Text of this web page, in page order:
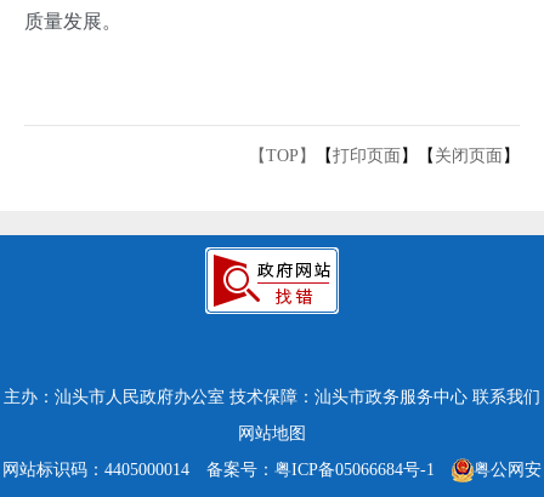
质量发展。
【TOP】 【打印页面】【 关闭页面】
主办：汕头市人民政府办公室 技术保障：汕头市政务服务中心 联系我们
网站地图
网站标识码：4405000014
备案号：粤ICP备05066684号-1
粤公网安